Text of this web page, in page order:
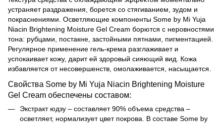
устраняет раздражения, борется со стягиванием, зудом и
покраснениями. Осветляющие компоненты Some by Mi Yuja
Niacin Brightening Moisture Gel Cream борются с неровностями
тона: рубцами, постакне, застойными пятнами, пигментацией.
Регулярное применение гель-крема разглаживает и
успокаивает кожу, дарит ей здоровый сияющий вид. Кожа
избавляется от несовершенств, омолаживается, насыщается.
Свойства Some by Mi Yuja Niacin Brightening Moisture
Gel Cream обеспечены составом:
Экстракт юдзу – составляет 90% объема средства –
осветляет, нормализует цвет покрова. В составе Some by